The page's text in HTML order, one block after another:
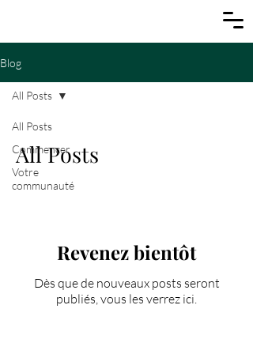
Blog
All Posts
Commencer
Votre
communauté
All Posts
All Posts
Revenez bientôt
Dès que de nouveaux posts seront
publiés, vous les verrez ici.